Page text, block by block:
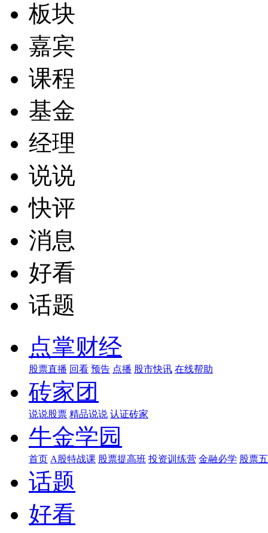
板块
嘉宾
课程
基金
经理
说说
快评
消息
好看
话题
点掌财经
股票直播 回看 预告 点播 股市快讯 在线帮助
砖家团
说说股票 精品说说 认证砖家
牛金学园
首页 A股特战课 股票提高班 投资训练营 金融必学 股票
话题
好看